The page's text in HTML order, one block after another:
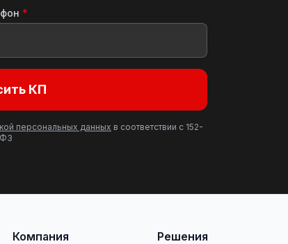
*
КП
персональных данных в соответствии с 152-
ФЗ
Компания Решения